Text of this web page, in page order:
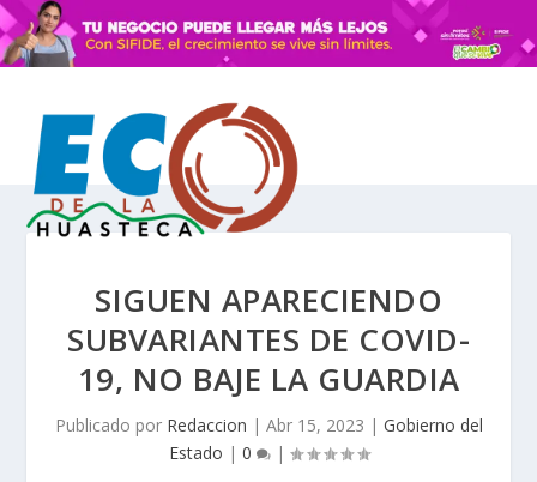
SIGUEN APARECIENDO
SUBVARIANTES DE COVID-
19, NO BAJE LA GUARDIA
Publicado por Redaccion | Abr 15, 2023 | Gobierno del
Estado | 0 |